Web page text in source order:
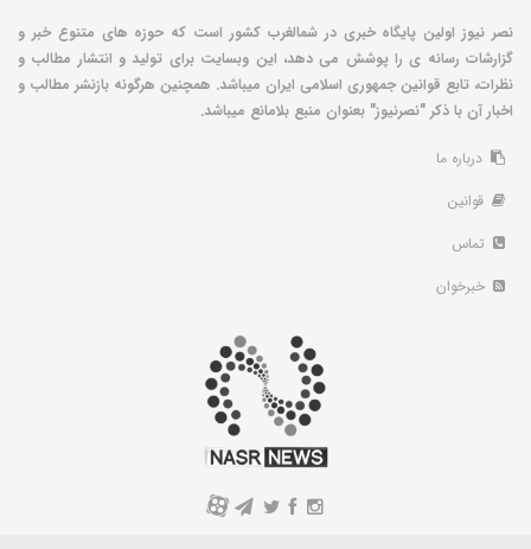
نصر نیوز اولین پایگاه خبری در شمالغرب کشور است که حوزه های متنوع خبر و
گزارشات رسانه ی را پوشش می دهد، این وبسایت برای تولید و انتشار مطالب و
نظرات، تابع قوانین جمهوری اسلامی ایران میباشد. همچنین هرگونه بازنشر مطالب و
اخبار آن با ذکر "نصرنیوز" بعنوان منبع بلامانع میباشد.
درباره ما
قوانین
تماس
خبرخوان
A